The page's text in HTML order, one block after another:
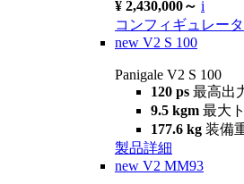
¥ 2,430,000～ i
コンフィギュレー
new V2 S 100
Panigale V2 S 100
120 ps 最高出
9.5 kgm 最大
177.6 kg 装備
製品詳細
new V2 MM93